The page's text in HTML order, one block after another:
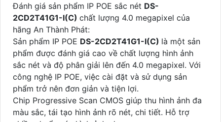
Đánh giá sản phẩm IP POE sắc nét DS-
2CD2T41G1-I(C) chất lượng 4.0 megapixel của
hãng An Thành Phát:
Sản phẩm IP POE DS-2CD2T41G1-I(C) là một sản
phẩm được đánh giá cao về chất lượng hình ảnh
sắc nét và độ phân giải lên đến 4.0 megapixel. Với
công nghệ IP POE, việc cài đặt và sử dụng sản
phẩm trở nên đơn giản và tiện lợi.
Chip Progressive Scan CMOS giúp thu hình ảnh đa
màu sắc, tái tạo hình ảnh rõ nét, chi tiết. Hỗ trợ